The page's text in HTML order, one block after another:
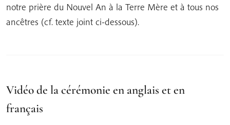
notre prière du Nouvel An à la Terre Mère et à tous nos
ancêtres (cf. texte joint ci-dessous).
Vidéo de la cérémonie en anglais et en
français